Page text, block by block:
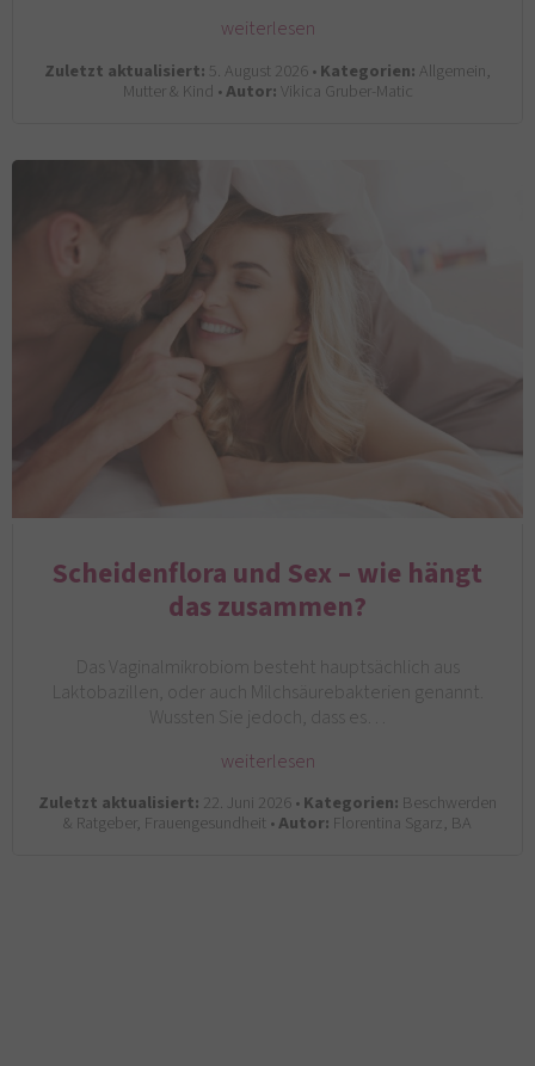
weiterlesen
Zuletzt aktualisiert: 5. August 2026 •Kategorien: Allgemein,
Mutter & Kind •Autor:Vikica Gruber-Matic
Scheidenflora und Sex – wie hängt
das zusammen?
Das Vaginalmikrobiom besteht hauptsächlich aus
Laktobazillen, oder auch Milchsäurebakterien genannt.
Wussten Sie jedoch, dass es…
weiterlesen
Zuletzt aktualisiert: 22. Juni 2026 •Kategorien: Beschwerden
& Ratgeber, Frauengesundheit •Autor: Florentina Sgarz, BA